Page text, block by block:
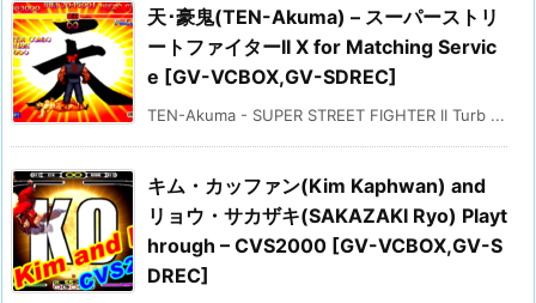
天･豪鬼(TEN-Akuma) – スーパーストリ
ートファイターII X for Matching Servic
e [GV-VCBOX,GV-SDREC]
TEN-Akuma - SUPER STREET FIGHTER II Turb ...
キム・カッファン(Kim Kaphwan) and
リョウ・サカザキ(SAKAZAKI Ryo) Playt
hrough – CVS2000 [GV-VCBOX,GV-S
DREC]